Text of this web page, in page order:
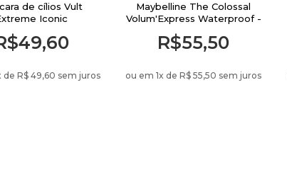
de cílios Vult
Iconic
de R$ 49,60 sem juros
Maybelline The Colossal
Volum'Express Waterproof -
Máscara de Cílios 9,2ml
R$55,50
ou em 1x deR$ 55,50 sem juros